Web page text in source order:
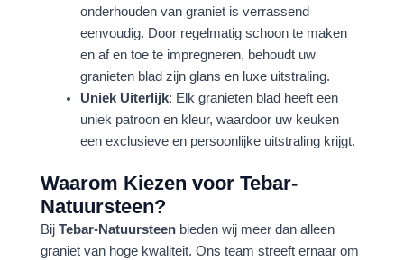
onderhouden van graniet is verrassend
eenvoudig. Door regelmatig schoon te maken
en af en toe te impregneren, behoudt uw
granieten blad zijn glans en luxe uitstraling.
Uniek Uiterlijk: Elk granieten blad heeft een
uniek patroon en kleur, waardoor uw keuken
een exclusieve en persoonlijke uitstraling krijgt.
Waarom Kiezen voor Tebar-
Natuursteen?
Bij Tebar-Natuursteen bieden wij meer dan alleen
graniet van hoge kwaliteit. Ons team streeft ernaar om